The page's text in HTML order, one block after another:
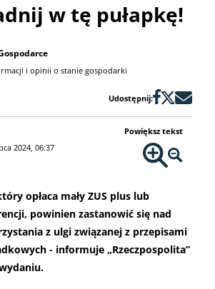
w tę pułapkę!
i opinii o stanie gospodarki
Udostępnij:
2024, 06:37
Powiększ tekst
opłaca mały ZUS plus lub
powinien zastanowić się nad
z ulgi związanej z przepisami
- informuje „Rzeczpospolita”